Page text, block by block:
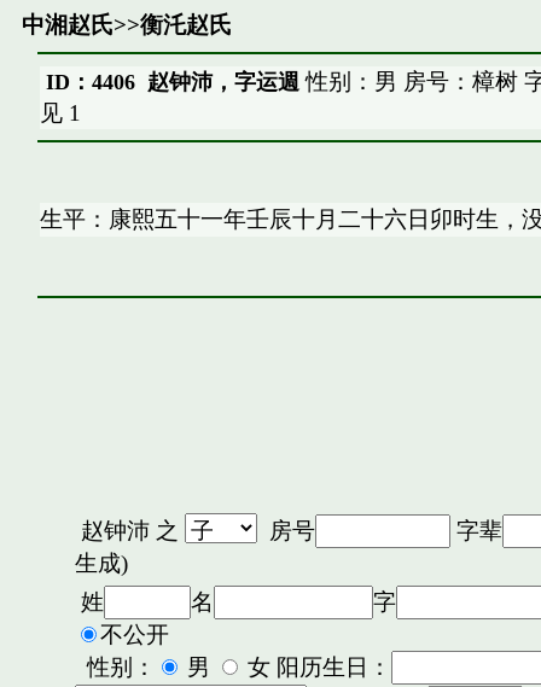
中湘赵氏>>衡汑赵氏
ID：4406 赵钟沛，字运週 性别：男 房号：樟树
见 1
生平：康熙五十一年壬辰十月二十六日卯时生，
赵钟沛之 房号
字辈
生成)
姓
名
字
不公开
性别：
男
女 阳历生日：